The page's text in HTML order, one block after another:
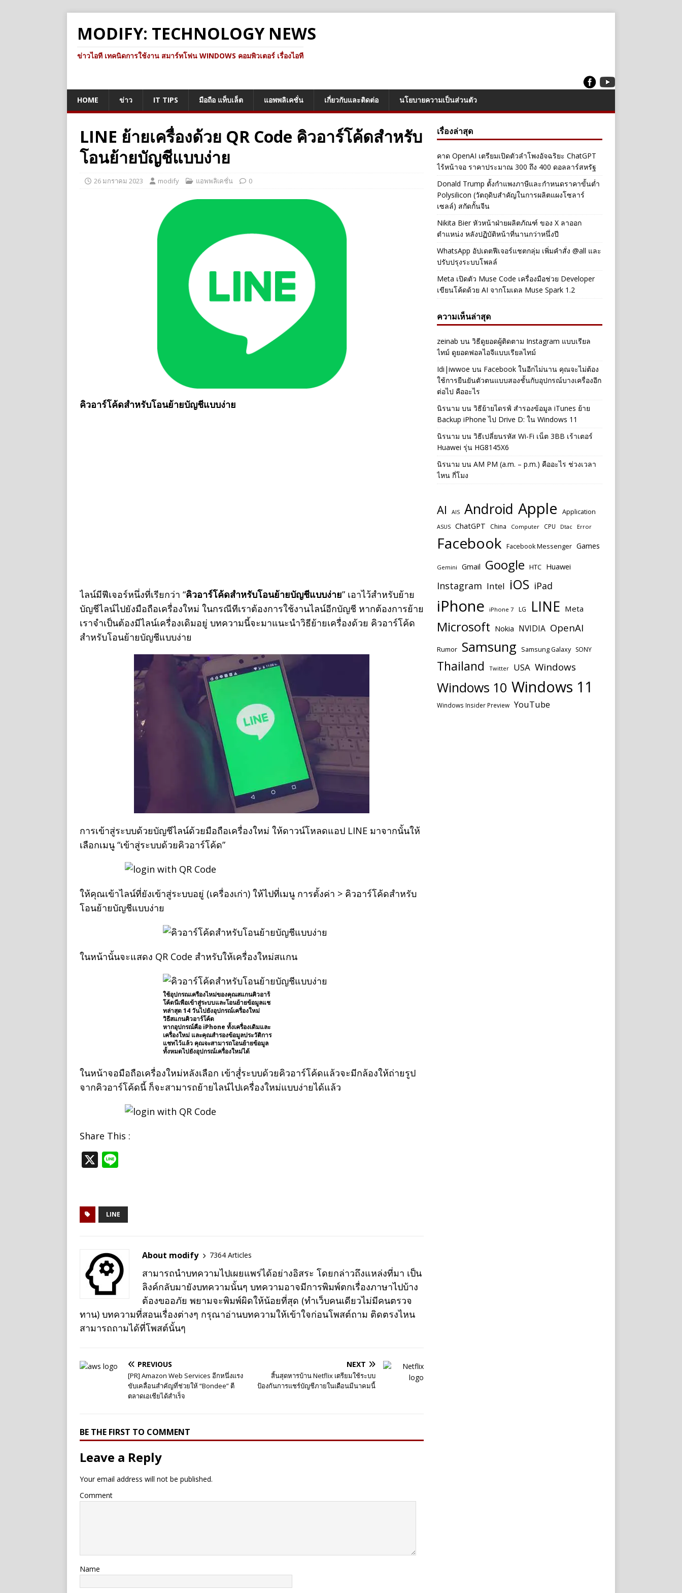
MODIFY: TECHNOLOGY NEWS
ข่าวไอที เทคนิดการใช้งาน สมาร์ทโฟน WINDOWS คอมพิวเตอร์ เรื่องไอที
HOME ข่าว IT TIPS มือถือ แท็บเล็ต แอพพลิเคชั่น เกี่ยวกับและติดต่อ นโยบายความเป็นส่วนตัว
LINE ย้ายเครื่องด้วย QR Code คิวอาร์โค้ดสำหรับ
โอนย้ายบัญชีแบบง่าย
26 มกราคม 2023 modify แอพพลิเคชั่น 0
คิวอาร์โค้ดสำหรับโอนย้ายบัญชีแบบง่าย
ไลน์มีฟีเจอร์หนึ่งที่เรียกว่า “คิวอาร์โค้ดสำหรับโอนย้ายบัญชีแบบง่าย” เอาไว้สำหรับย้าย
บัญชีไลน์ไปยังมือถือเครื่องใหม่ ในกรณีทีเราต้องการใช้งานไลน์อีกบัญชี หากต้องการย้าย
เราจำเป็นต้องมีไลน์เครื่องเดิมอยู่ บทความนี้จะมาแนะนำวิธีย้ายเครื่องด้วย คิวอาร์โค้ด
สำหรับโอนย้ายบัญชีแบบง่าย
การเข้าสู่ระบบด้วยบัญชีไลน์ด้วยมือถือเครื่องใหม่ ให้ดาวน์โหลดแอป LINE มาจากนั้นให้
เลือกเมนู “เข้าสู่ระบบด้วยคิวอาร์โค้ด”
ให้คุณเข้าไลน์ที่ยังเข้าสู่ระบบอยู่ (เครื่องเก่า) ให้ไปที่เมนู การตั้งค่า > คิวอาร์โค้ดสำหรับ
โอนย้ายบัญชีแบบง่าย
ในหน้านั้นจะแสดง QR Code สำหรับให้เครื่องใหม่สแกน
ใช้อุปกรณเครืองไหม่ของคุณสแกนคิวอาร้
โค้ดนีเพือเข้าสู่ระบบและโอนย้ายข้อมูลแช
ทล่าสุด 14 วันไปยังอุปกรณ์เครื่องใหม่
วิธีสแกนคิวอาร์โค้ด
หากอุปกรณ์คือ iPhone ทั้งเครื่องเดิมและ
เครื่องใหม่ และคุณสำรองข้อมูลประวัติการ
แชทไว้แล้ว คุณจะสามารถโอนย้ายข้อมูล
ทั้งหมดไปยังอุปกรณ์เครื่องใหม่ได้
ในหน้าจอมือถือเครื่องใหม่หลังเลือก เข้าสูํ่ระบบด้วยคิวอาร์โค้ดแล้วจะมีกล้องให้ถ่ายรูป
จากคิวอาร์โค้ดนี้ ก็จะสามารถย้ายไลน์ไปเครื่องใหม่แบบง่ายได้แล้ว
Share This :
X
LINE
About modify 7364 Articles
สามารถนำบทความไปเผยแพร่ได้อย่างอิสระ โดยกล่าวถึงแหล่งที่มา เป็น
ลิงค์กลับมายังบทความนั้นๆ บทความอาจมีการพิมพ์ตกเรื่องภาษาไปบ้าง
ต้องขออภัย พยามจะพิมพ์ผิดให้น้อยที่สุด (ทำเว็บคนเดียวไม่มีคนตรวจ
ทาน) บทความที่สอนเรื่องต่างๆ กรุณาอ่านบทความให้เข้าใจก่อนโพสต์ถาม ติดตรงไหน
สามารถถามได้ที่โพสต์นั้นๆ
PREVIOUS
[PR] Amazon Web Services อีกหนึ่งแรง
ขับเคลื่อนสำคัญที่ช่วยให้ “Bondee” ตี
ตลาดเอเชียได้สำเร็จ
NEXT
สิ้นสุดหารบ้าน Netflix เตรียมใช้ระบบ
ป้องกันการแชร์บัญชีภายในเดือนมีนาคมนี้
BE THE FIRST TO COMMENT
Leave a Reply
Your email address will not be published.
Comment
Name
เรื่องล่าสุด
คาด OpenAI เตรียมเปิดตัวลำโพงอัจฉริยะ ChatGPT
ไร้หน้าจอ ราคาประมาณ 300 ถึง 400 ดอลลาร์สหรัฐ
Donald Trump ตั้งกำแพงภาษีและกำหนดราคาขั้นต่ำ
Polysilicon (วัตถุดิบสำคัญในการผลิตแผงโซลาร์
เซลล์) สกัดกั้นจีน
Nikita Bier หัวหน้าฝ่ายผลิตภัณฑ์ ของ X ลาออก
ตำแหน่ง หลังปฏิบัติหน้าที่นานกว่าหนึ่งปี
WhatsApp อัปเดตฟีเจอร์แชตกลุ่ม เพิ่มคำสั่ง @all และ
ปรับปรุงระบบโพลล์
Meta เปิดตัว Muse Code เครื่องมือช่วย Developer
เขียนโค้ดด้วย AI จากโมเดล Muse Spark 1.2
ความเห็นล่าสุด
zeinab บน วิธีดูยอดผู้ติดตาม Instagram แบบเรียล
ไทม์ ดูยอดฟอลไอจีแบบเรียลไทม์
Idi|iwwoe บน Facebook ในอีกไม่นาน คุณจะไม่ต้อง
ใช้การยืนยันตัวตนแบบสองชั้นกับอุปกรณ์บางเครื่องอีก
ต่อไป คืออะไร
นิรนาม บน วิธีย้ายไดรฟ์ สำรองข้อมูล iTunes ย้าย
Backup iPhone ไป Drive D: ใน Windows 11
นิรนาม บน วิธีเปลี่ยนรหัส Wi-Fi เน็ต 3BB เร้าเตอร์
Huawei รุ่น HG8145X6
นิรนาม บน AM PM (a.m. – p.m.) คืออะไร ช่วงเวลา
ไหน กี่โมง
AI AIS Android Apple Application
ASUS ChatGPT China Computer CPU Dtac Error
Facebook Facebook Messenger Games
Gemini Gmail Google HTC Huawei
Instagram Intel iOS iPad
iPhone iPhone 7 LG LINE Meta
Microsoft Nokia NVIDIA OpenAI
Rumor Samsung Samsung Galaxy SONY
Thailand Twitter USA Windows
Windows 10 Windows 11
Windows Insider Preview YouTube